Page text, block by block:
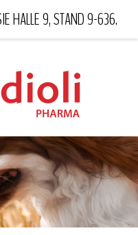
HALLE 9, STAND 9-636.